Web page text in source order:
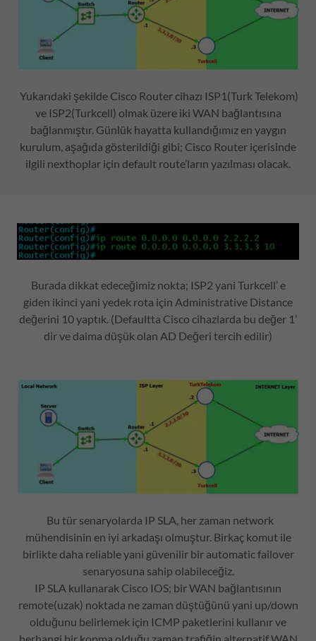
Yukarıdaki şekilde Cisco Router cihazı ISP1(Turk Telekom)
ve ISP2(Turkcell) olmak üzere iki WAN bağlantısına
bağlanmıştır. Günlük hayatta kullandığımız en yaygın
kurulum, aşağıda gösterildiği gibi; Cisco Router içerisinde
ilgili nexthoplar için default route’ların yazılması olacak.
Burada dikkat edeceğimiz nokta; ISP2 yani Turkcell’ e
giden ikinci yani yedek rota için Administrative Distance
değerini 10 yaptık. (Defaultta Cisco cihazlarda bu değer 1’
dir ve daima düşük olan AD Değeri tercih edilir)
Bu tür senaryolarda IP SLA, her zaman network
mühendisinin en iyi arkadaşı olmuştur. Birkaç komut ile
birlikte daha reliable yani güvenilir bir automatic failover
senaryosuna sahip olabileceğiz.
IP SLA kullanarak Cisco IOS; bir WAN bağlantısının
remote(uzak) noktada ne zaman düştüğünü yani up/down
olduğunu belirlemek için ICMP paketlerini kullanır ve